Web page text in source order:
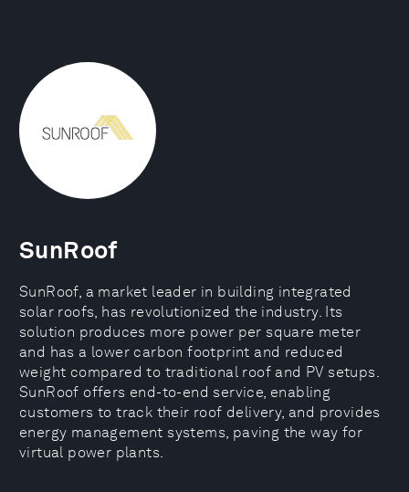
SunRoof
SunRoof, a market leader in building integrated
solar roofs, has revolutionized the industry. Its
solution produces more power per square meter
and has a lower carbon footprint and reduced
weight compared to traditional roof and PV setups.
SunRoof offers end-to-end service, enabling
customers to track their roof delivery, and provides
energy management systems, paving the way for
virtual power plants.